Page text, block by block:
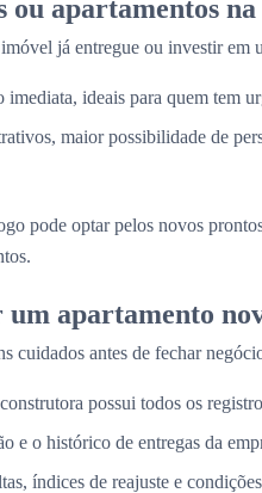
ou apartamentos
já entregue ou investir em
imediata, ideais para quem tem
maior possibilidade de
pode optar pelos novos
apartamento
cuidados antes de fechar
possui todos os
e o histórico de entregas da
índices de reajuste e